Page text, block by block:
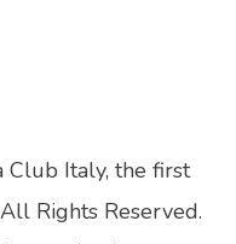
Italy, the first
Rights Reserved.